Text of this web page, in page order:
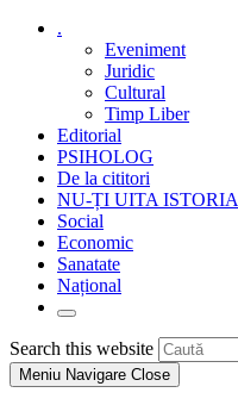
.
Eveniment
Juridic
Cultural
Timp Liber
Editorial
PSIHOLOG
De la cititori
NU-ȚI UITA ISTORIA
Social
Economic
Sanatate
Național
Toggle
website
search
Search this website
Meniu Navigare Close